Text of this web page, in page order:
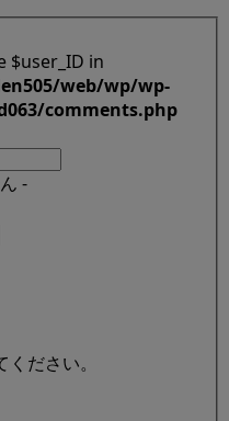
$user_ID in
web/wp/wp-
comments.php
-
ださい。